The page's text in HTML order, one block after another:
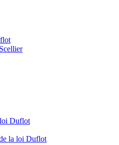
Duflot
la loi Duflot